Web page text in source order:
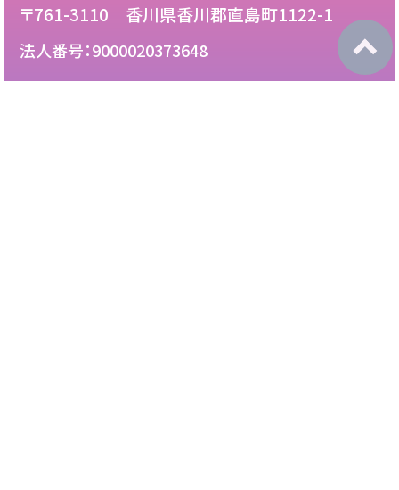
〒761-3110 香川県香川郡直島町1122-1
法人番号：9000020373648